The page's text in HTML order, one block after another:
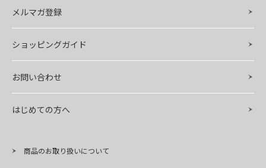
メルマガ登録
ショッピングガイド
お問い合わせ
はじめての方へ
商品のお取り扱いについて